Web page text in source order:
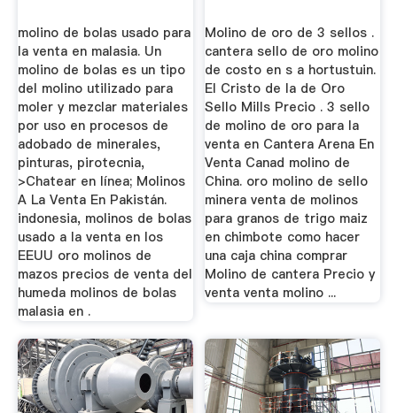
molino de bolas usado para
la venta en malasia. Un
molino de bolas es un tipo
del molino utilizado para
moler y mezclar materiales
por uso en procesos de
adobado de minerales,
pinturas, pirotecnia,
>Chatear en línea; Molinos
A La Venta En Pakistán.
indonesia, molinos de bolas
usado a la venta en los
EEUU oro molinos de
mazos precios de venta del
humeda molinos de bolas
malasia en .
Molino de oro de 3 sellos .
cantera sello de oro molino
de costo en s a hortustuin.
El Cristo de la de Oro
Sello Mills Precio . 3 sello
de molino de oro para la
venta en Cantera Arena En
Venta Canad molino de
China. oro molino de sello
minera venta de molinos
para granos de trigo maiz
en chimbote como hacer
una caja china comprar
Molino de cantera Precio y
venta venta molino ...